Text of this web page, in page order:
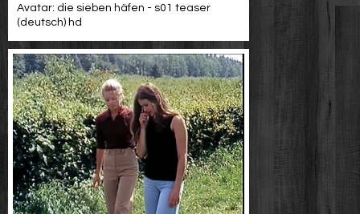
Avatar: die sieben häfen - s01 teaser
(deutsch) hd